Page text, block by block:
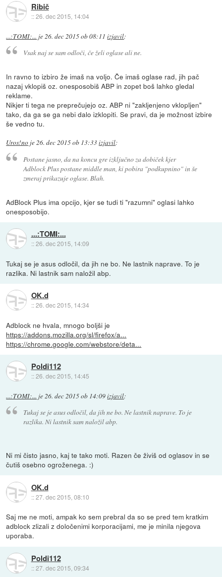
Ribič
::26. dec 2015, 14:04
...:TOMI:... je 26. dec 2015 ob 08:11 izjavil:
Vsak naj se sam odloči, če želi oglase ali ne.
In ravno to izbiro že imaš na voljo. Če imaš oglase rad, jih pač
nazaj vklopiš oz. onesposobiš ABP in zopet boš lahko gledal
reklame.
Nikjer ti tega ne preprečujejo oz. ABP ni "zakljenjeno vklopljen"
tako, da ga se ga nebi dalo izklopiti. Se pravi, da je možnost izbire
še vedno tu.
Uros!no je26. dec 2015 ob 13:33izjavil:
Postane jasno, da na koncu gre izključno za dobiček kjer
Adblock Plus postane middle man, ki pobira "podkupnino" in še
zmeraj prikazuje oglase. Blah.
AdBlock Plus ima opcijo, kjer se tudi ti "razumni" oglasi lahko
onesposobijo.
...:TOMI:...
::26. dec 2015, 14:09
Tukaj se je asus odločil, da jih ne bo. Ne lastnik naprave. To je
razlika. Ni lastnik sam naložil abp.
OK.d
::26. dec 2015, 14:34
Adblock ne hvala, mnogo boljši je
https://addons.mozilla.org/sl/firefox/a...
https://chrome.google.com/webstore/deta...
Poldi112
::26. dec 2015, 14:45
...:TOMI:... je26. dec 2015 ob 14:09izjavil:
Tukaj se je asus odločil, da jih ne bo. Ne lastnik naprave. To je
razlika. Ni lastnik sam naložil abp.
Ni mi čisto jasno, kaj te tako moti. Razen če živiš od oglasov in se
čutiš osebno ogroženega. :)
OK.d
::27. dec 2015, 08:10
Saj me ne moti, ampak ko sem prebral da so se pred tem kratkim
adblock zlizali z določenimi korporacijami, me je minila njegova
uporaba.
Poldi112
::27. dec 2015, 09:34